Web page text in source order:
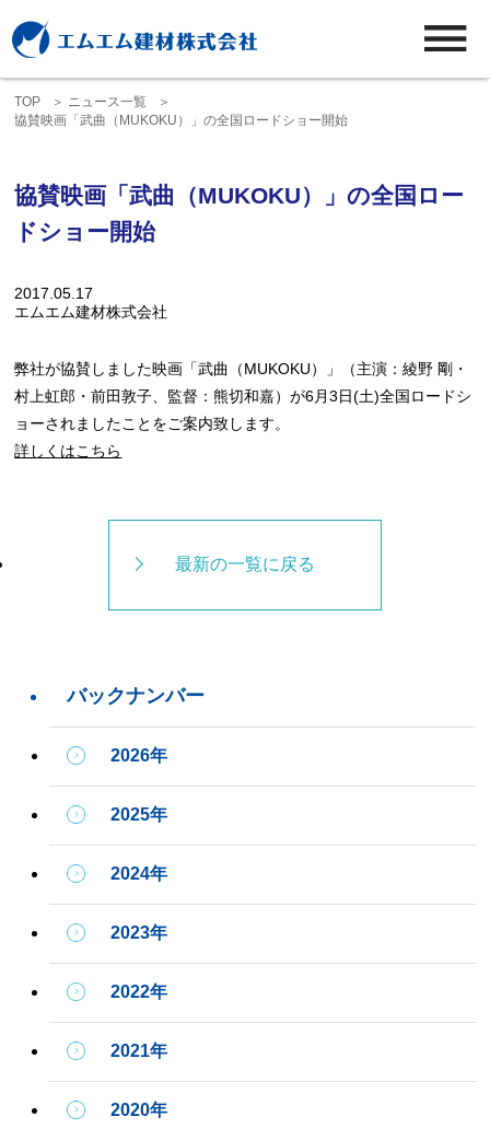
TOP
ニュース一覧
協賛映画「武曲（MUKOKU）」の全国ロードショー開始
協賛映画「武曲（MUKOKU）」の全国ロー
ドショー開始
2017.05.17
エムエム建材株式会社
弊社が協賛しました映画「武曲（MUKOKU）」（主演：綾野 剛・
村上虹郎・前田敦子、監督：熊切和嘉）が6月3日(土)全国ロードシ
ョーされましたことをご案内致します。
詳しくはこちら
最新の一覧に戻る
バックナンバー
2026年
2025年
2024年
2023年
2022年
2021年
2020年